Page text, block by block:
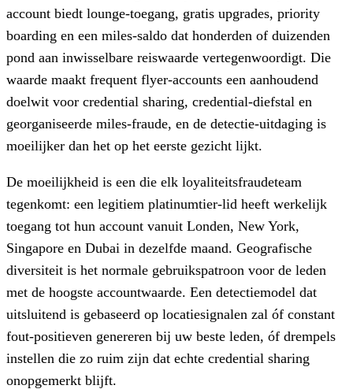
account biedt lounge-toegang, gratis upgrades, priority
boarding en een miles-saldo dat honderden of duizenden
pond aan inwisselbare reiswaarde vertegenwoordigt. Die
waarde maakt frequent flyer-accounts een aanhoudend
doelwit voor credential sharing, credential-diefstal en
georganiseerde miles-fraude, en de detectie-uitdaging is
moeilijker dan het op het eerste gezicht lijkt.
De moeilijkheid is een die elk loyaliteitsfraudeteam
tegenkomt: een legitiem platinumtier-lid heeft werkelijk
toegang tot hun account vanuit Londen, New York,
Singapore en Dubai in dezelfde maand. Geografische
diversiteit is het normale gebruikspatroon voor de leden
met de hoogste accountwaarde. Een detectiemodel dat
uitsluitend is gebaseerd op locatiesignalen zal óf constant
fout-positieven genereren bij uw beste leden, óf drempels
instellen die zo ruim zijn dat echte credential sharing
onopgemerkt blijft.